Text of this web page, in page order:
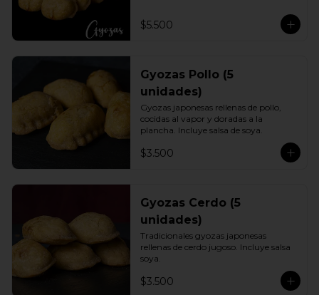
$5.500
Gyozas Pollo (5
unidades)
Gyozas japonesas rellenas de pollo,
cocidas al vapor y doradas a la
plancha. Incluye salsa de soya.
$3.500
Gyozas Cerdo (5
unidades)
Tradicionales gyozas japonesas
rellenas de cerdo jugoso. Incluye salsa
soya.
$3.500